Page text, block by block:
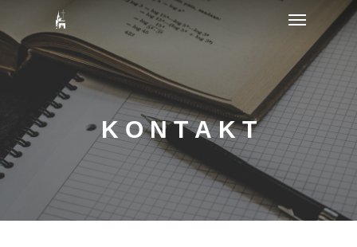
to
main
Menu
K O N T A K T